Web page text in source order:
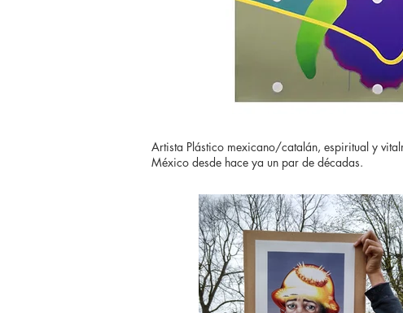
Artista Plástico mexicano/catalán, espiritual y
México desde hace ya un par de décadas.